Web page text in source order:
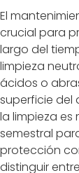
El
crucial para
largo del
limpieza
ácidos o
superficie del
la limpieza es
semestral
protección
distinguir